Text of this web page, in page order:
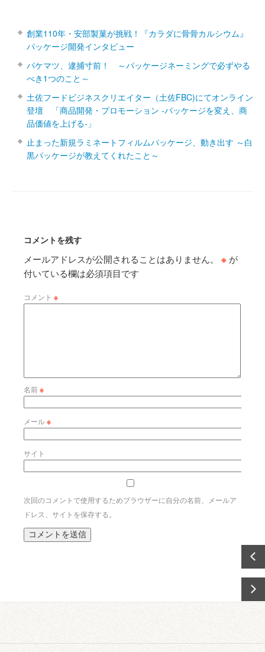
創業110年・安部製菓が挑戦！『カラダに骨骨カルシウム』
パッケージ開発インタビュー
パケマツ、逮捕寸前！ ～パッケージネーミングで必ずやる
べき1つのこと～
土佐フードビジネスクリエイター（土佐FBC)にてオンライン
登壇 「商品開発・プロモーション ‐パッケージを変え、商
品価値を上げる‐」
止まった新規ラミネートフィルムパッケージ、動き出す ～白
黒パッケージが教えてくれたこと～
コメントを残す
メールアドレスが公開されることはありません。 ※ が
付いている欄は必須項目です
コメント ※
名前※
メール※
サイト
次回のコメントで使用するためブラウザーに自分の名前、メールア
ドレス、サイトを保存する。